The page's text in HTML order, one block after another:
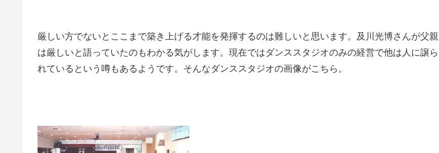
厳しい方でないとここまで築き上げる才能を発揮するのは難しいと思います。及川光博さんが父親
は厳しいと語っていたのもわかる気がします。現在ではダンススタジオのみの経営で他は人に譲ら
れているという噂もあるようです。そんなダンススタジオの画像がこちら。